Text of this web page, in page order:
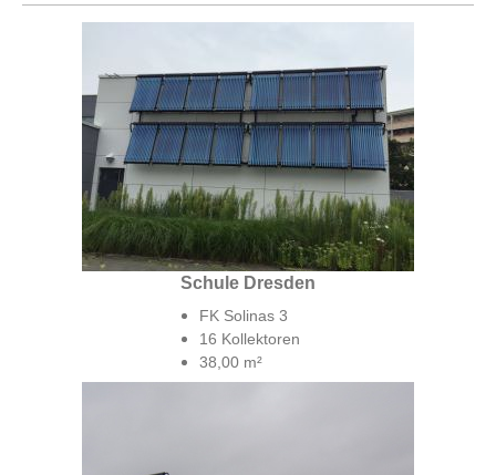
Schule Dresden
FK Solinas 3
16 Kollektoren
38,00 m²